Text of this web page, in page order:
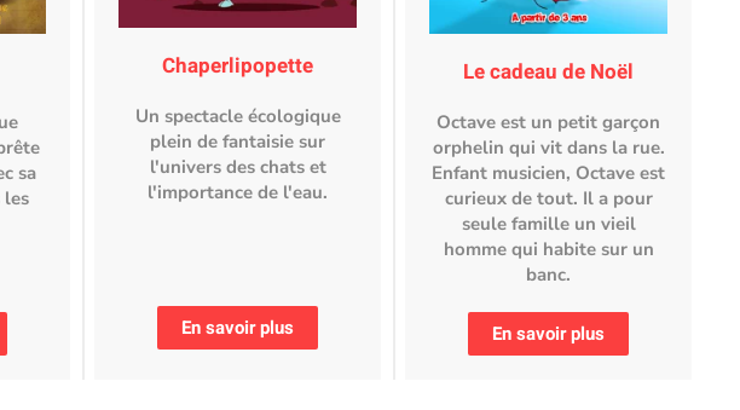
sa
les
Chaperlipopette
Un spectacle écologique
plein de fantaisie sur
l'univers des chats et
l'importance de l'eau.
En savoir plus
Le cadeau de Noël
Octave est un petit garçon
orphelin qui vit dans la rue.
Enfant musicien, Octave est
curieux de tout. Il a pour
seule famille un vieil
homme qui habite sur un
banc.
En savoir plus